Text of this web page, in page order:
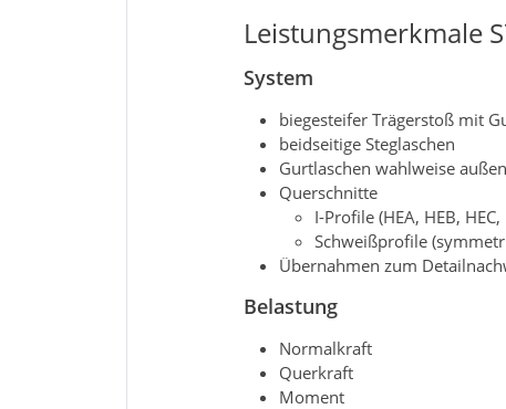
Leistungsmerkmale
System
biegesteifer Trägerstoß mit
beidseitige Steglaschen
Gurtlaschen wahlweise
Querschnitte
I-Profile (HEA, HEB,
Schweißprofile
Übernahmen zum
Belastung
Normalkraft
Querkraft
Moment